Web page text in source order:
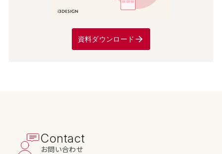
資料ダウンロード
Contact
お問い合わせ